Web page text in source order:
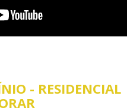
- RESIDENCIAL